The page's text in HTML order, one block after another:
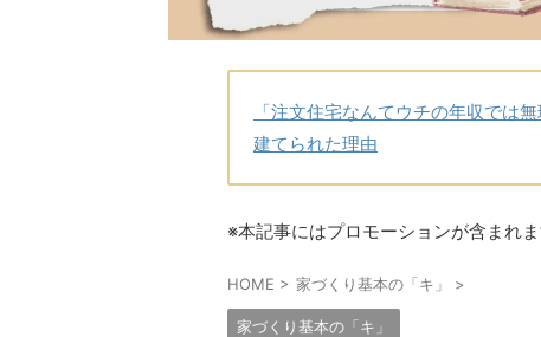
「注文住宅なんてウチの年収では
建てられた理由
※本記事にはプロモーションが含まれま
HOME > 家づくり基本の「キ」 >
家づくり基本の「キ」